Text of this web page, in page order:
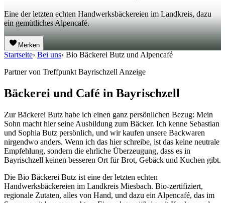
Eine der letzten echten Handwerksbäckereien im Landkreis, dazu
ein gemütliches Alpencafé.
Merken
Startseite› Bei uns› Bio Bäckerei Butz und Alpencafé
Partner von Treffpunkt Bayrischzell Anzeige
Bäckerei und Café in Bayrischzell
Zur Bäckerei Butz habe ich einen ganz persönlichen Bezug: Mein
Sohn macht hier seine Ausbildung zum Bäcker. Ich kenne Sebastian
und Sophia Butz persönlich, und wir kaufen unsere Backwaren
nirgendwo anders. Wenn ich das hier schreibe, ist das keine neutrale
Empfehlung, sondern die ehrliche Überzeugung, dass es in
Bayrischzell keinen besseren Ort für Brot, Gebäck und Kuchen gibt.
Die Bio Bäckerei Butz ist eine der letzten echten
Handwerksbäckereien im Landkreis Miesbach. Bio-zertifiziert,
regionale Zutaten, alles von Hand, und dazu ein Alpencafé, das im